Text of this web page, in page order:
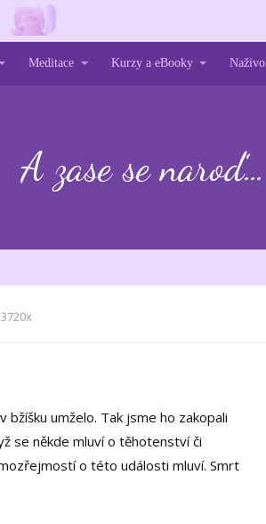
Meditace Kurzy a eBooky Naživo
A zase se naroď…
bžíšku umželo. Tak jsme ho zakopali
se někde mluví o těhotenství či
o této události mluví. Smrt